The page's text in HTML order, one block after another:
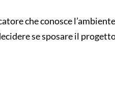
che conosce
se sposare il